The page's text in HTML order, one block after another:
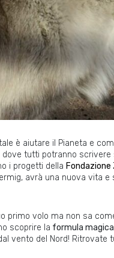
è aiutare il Pianeta e
dove tutti potranno scrivere
i progetti della Fondazione
avrà una nuova vita
primo volo ma non sa
scoprire la formula magica
vento del Nord!